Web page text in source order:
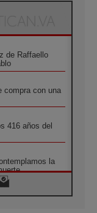
de Raffaello
compra con una
416 años del
la
de la Madre